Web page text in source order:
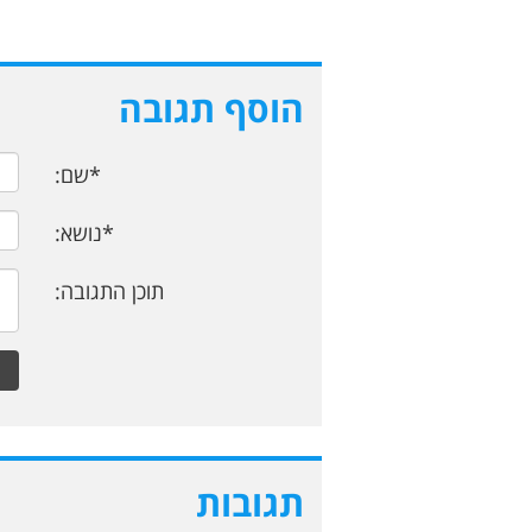
הוסף תגובה
*שם:
*נושא:
תוכן התגובה:
תגובות